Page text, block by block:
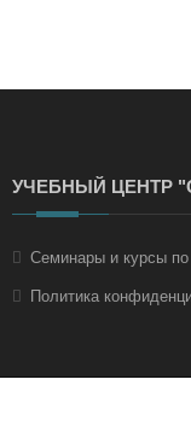
УЧЕБНЫЙ ЦЕНТР
Семинары и курсы по
Политика